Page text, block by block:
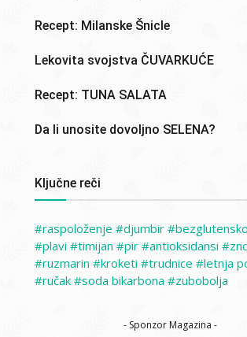
Recept: Milanske Šnicle
Lekovita svojstva ČUVARKUĆE
Recept: TUNA SALATA
Da li unosite dovoljno SELENA?
Ključne reči
raspoloženje djumbir
plavi
timijan pir antioksidansi
ruzmarin
kroketi trudnice
letnja
ručak
soda bikarbona zubobolja
- Sponzor Magazina -